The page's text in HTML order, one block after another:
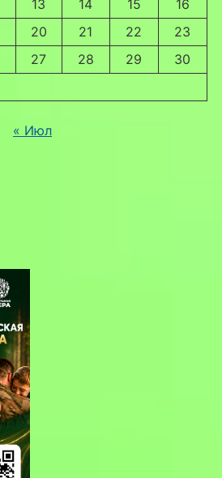
13 14 15
16
20 21 22
23
27 28 29
30
« Июл